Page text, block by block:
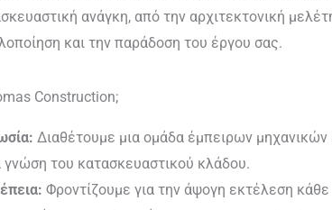
ανάγκη, από την αρχιτεκτονική
και την παράδοση του έργου σας.
Construction;
Διαθέτουμε μια ομάδα έμπειρων μηχανικών
γνώση του κατασκευαστικού κλάδου.
Φροντίζουμε για την άψογη εκτέλεση κάθε